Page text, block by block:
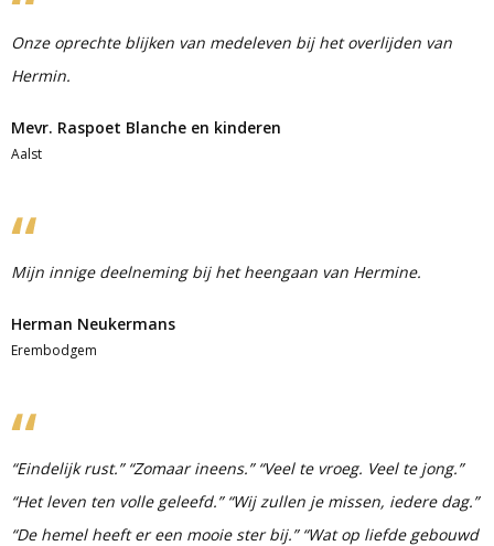
Onze oprechte blijken van medeleven bij het overlijden van
Hermin.
Mevr. Raspoet Blanche en kinderen
Aalst
Mijn innige deelneming bij het heengaan van Hermine.
Herman Neukermans
Erembodgem
“Eindelijk rust.” “Zomaar ineens.” “Veel te vroeg. Veel te jong.”
“Het leven ten volle geleefd.” “Wij zullen je missen, iedere dag.”
“De hemel heeft er een mooie ster bij.” “Wat op liefde gebouwd